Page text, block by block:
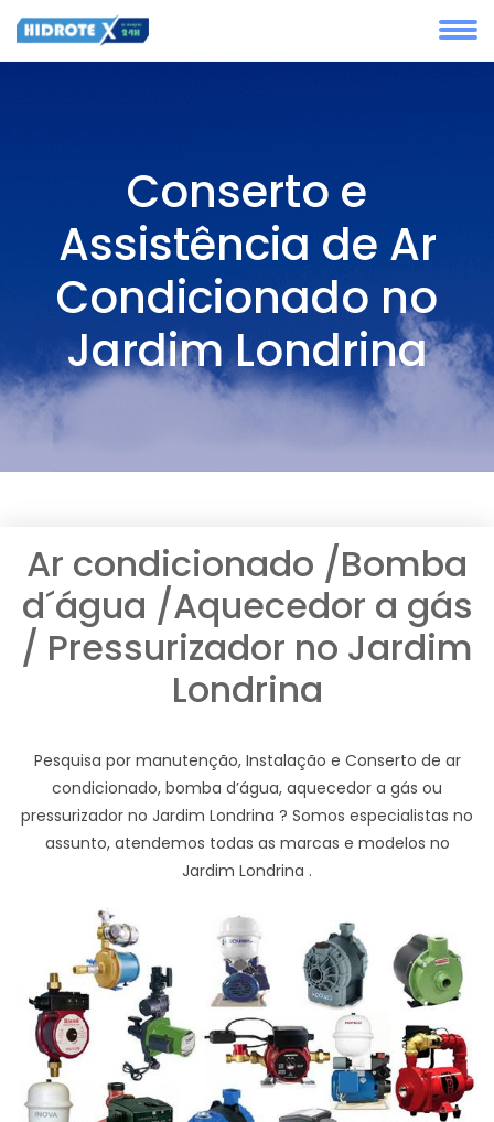
Conserto e
Assistência de Ar
Condicionado no
Jardim Londrina
Ar condicionado /Bomba
d´água /Aquecedor a gás
/ Pressurizador no Jardim
Londrina
Pesquisa por manutenção, Instalação e Conserto de ar
condicionado, bomba d’água, aquecedor a gás ou
pressurizador no Jardim Londrina ? Somos especialistas no
assunto, atendemos todas as marcas e modelos no
Jardim Londrina .